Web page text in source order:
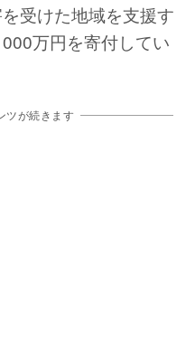
受けた地域を支援す
万円を寄付してい
ツが続きます